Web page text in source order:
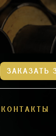
ЗАКАЗАТЬ
КОНТАКТЫ